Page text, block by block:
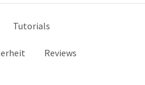
Tutorials
Reviews